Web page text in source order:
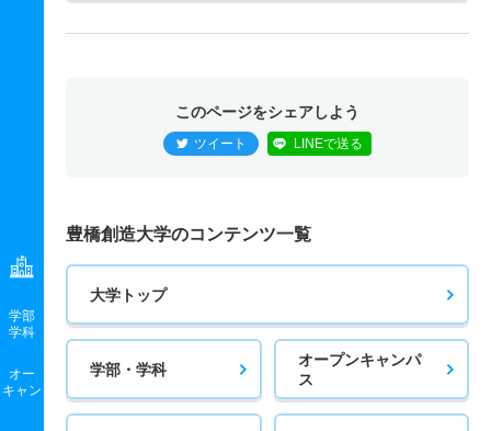
学部
学科
オー
キャン
このページをシェアしよう
ツイート LINEで送る
豊橋創造大学のコンテンツ一覧
大学トップ
学部・学科
オープンキャンパ
ス